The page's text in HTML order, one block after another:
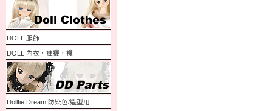
DOLL 服飾
DOLL 內衣．褲襪．襪
Dollfie Dream 防染色/造型用